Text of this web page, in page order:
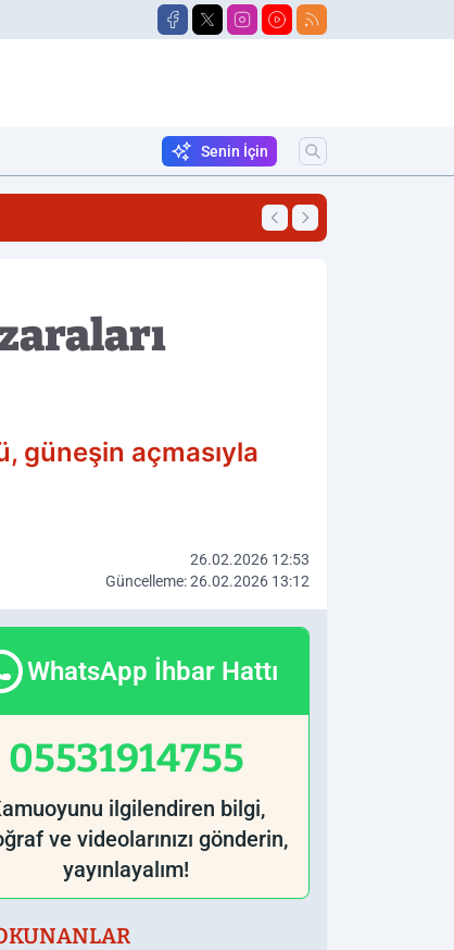
Senin İçin
18:06 Traktörün Altında
güneşin açmasıyla
26.02.2026 12:53
Güncelleme: 26.02.2026 13:12
WhatsApp İhbar Hattı
05531914755
ilgilendiren bilgi,
ve videolarınızı gönderin,
yayınlayalım!